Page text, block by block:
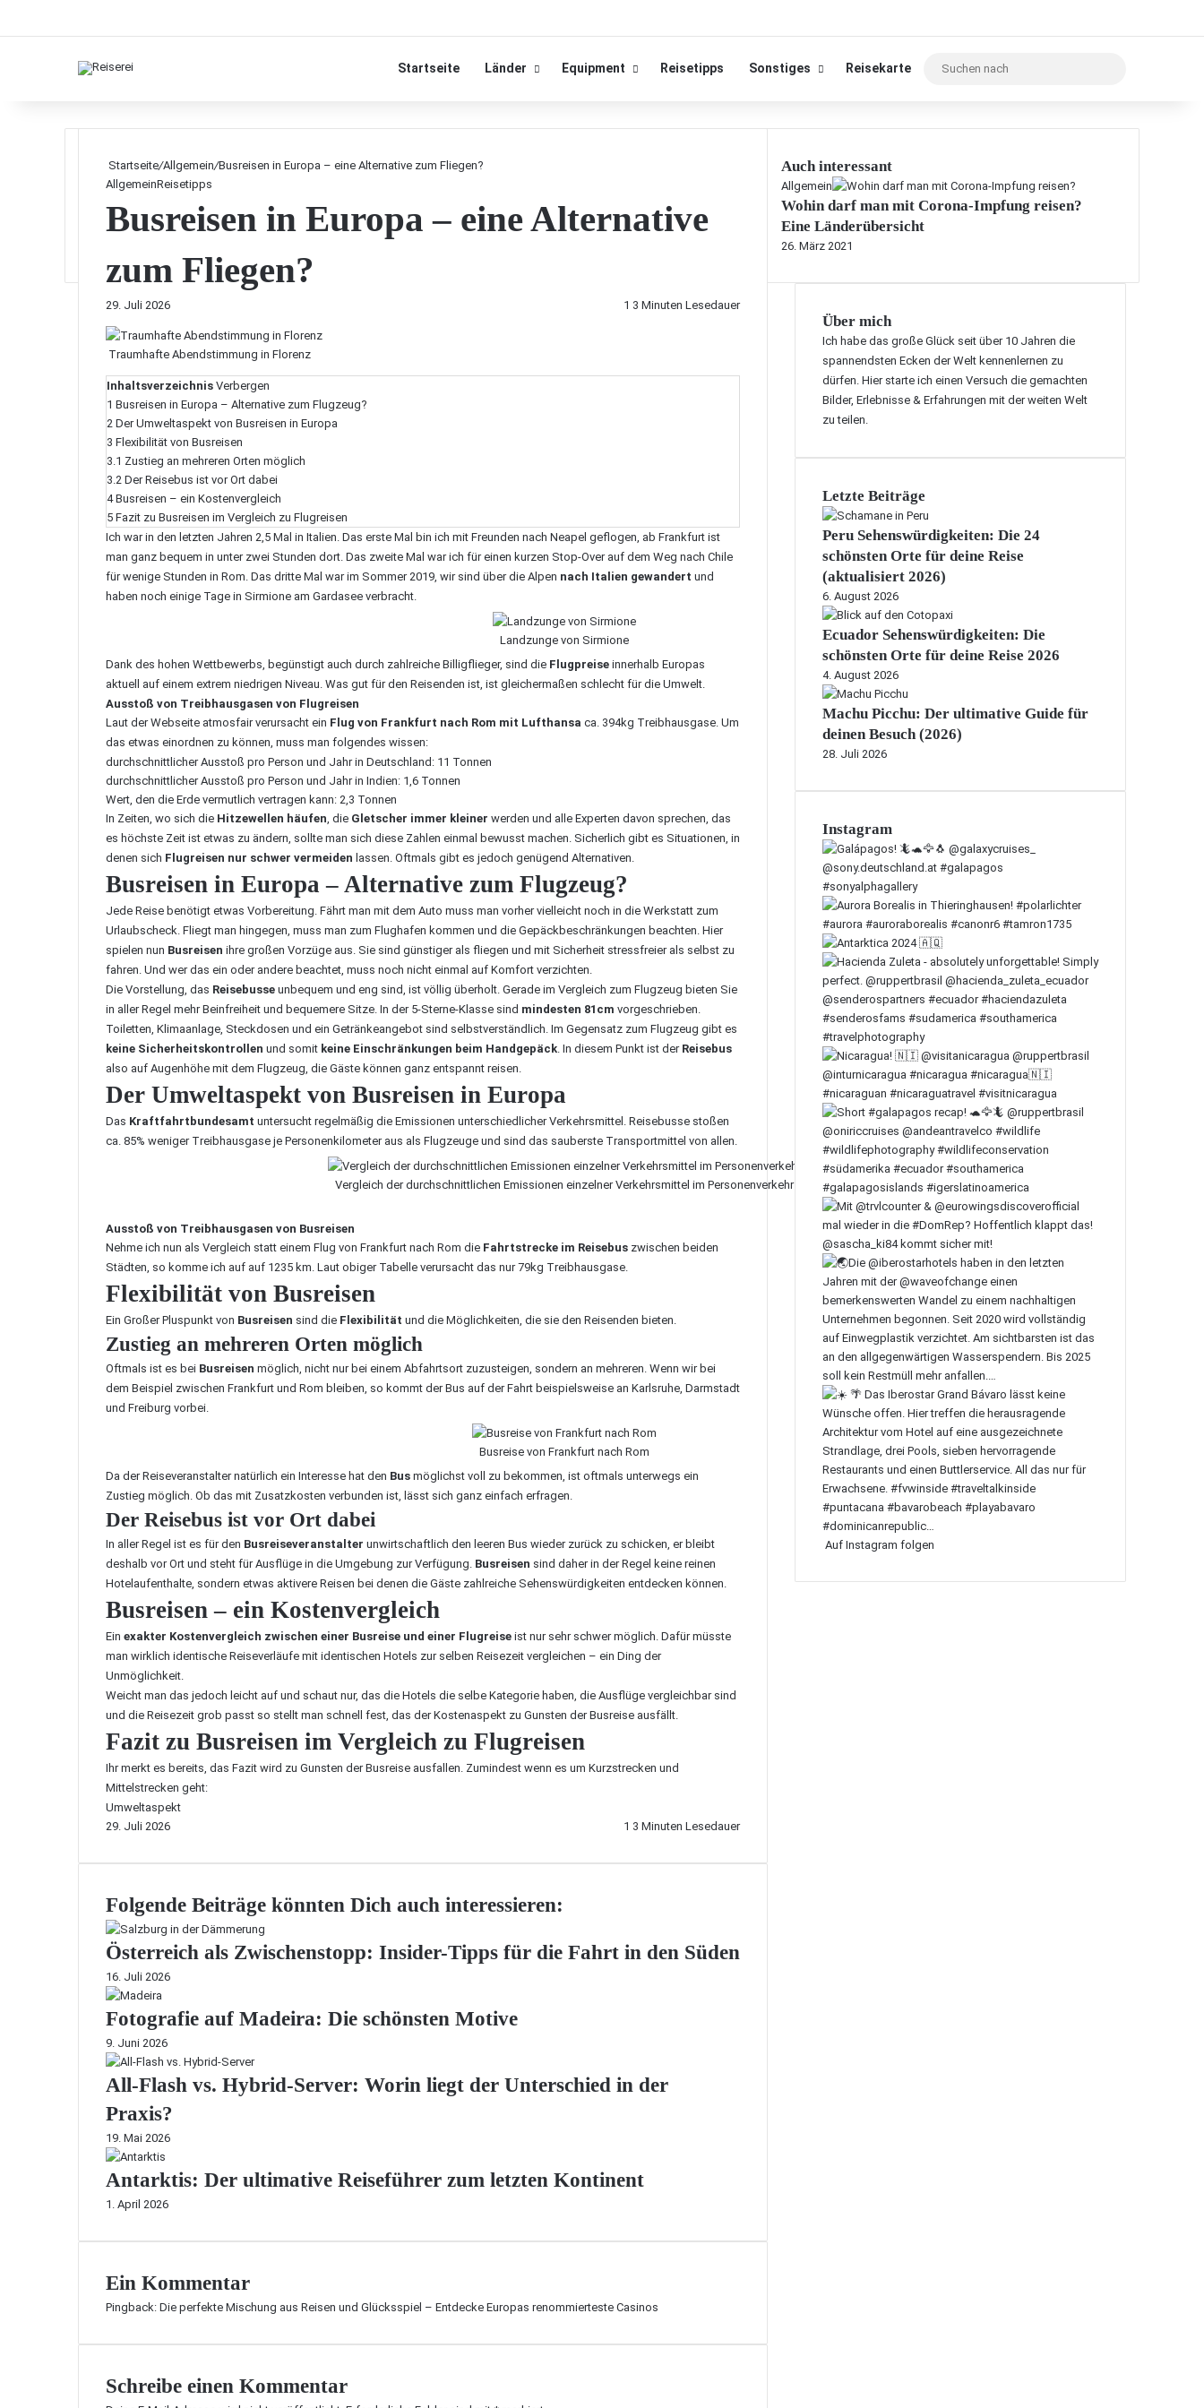
Startseite Länder Equipment Reisetipps Sonstiges Reisekarte
Startseite/Allgemein/Busreisen in Europa – eine Alternative zum Fliegen?
AllgemeinReisetipps
Busreisen in Europa – eine Alternative
zum Fliegen?
29. Juli 2026 1 3 Minuten Lesedauer
Traumhafte Abendstimmung in Florenz
Inhaltsverzeichnis Verbergen
1 Busreisen in Europa – Alternative zum Flugzeug?
2 Der Umweltaspekt von Busreisen in Europa
3 Flexibilität von Busreisen
3.1 Zustieg an mehreren Orten möglich
3.2 Der Reisebus ist vor Ort dabei
4 Busreisen – ein Kostenvergleich
5 Fazit zu Busreisen im Vergleich zu Flugreisen
Ich war in den letzten Jahren 2,5 Mal in Italien. Das erste Mal bin ich mit Freunden nach Neapel geflogen, ab Frankfurt ist
man ganz bequem in unter zwei Stunden dort. Das zweite Mal war ich für einen kurzen Stop-Over auf dem Weg nach Chile
für wenige Stunden in Rom. Das dritte Mal war im Sommer 2019, wir sind über die Alpen nach Italien gewandert und
haben noch einige Tage in Sirmione am Gardasee verbracht.
Landzunge von Sirmione
Dank des hohen Wettbewerbs, begünstigt auch durch zahlreiche Billigflieger, sind die Flugpreise innerhalb Europas
aktuell auf einem extrem niedrigen Niveau. Was gut für den Reisenden ist, ist gleichermaßen schlecht für die Umwelt.
Ausstoß von Treibhausgasen von Flugreisen
Laut der Webseite atmosfair verursacht ein Flug von Frankfurt nach Rom mit Lufthansa ca. 394kg Treibhausgase. Um
das etwas einordnen zu können, muss man folgendes wissen:
durchschnittlicher Ausstoß pro Person und Jahr in Deutschland: 11 Tonnen
durchschnittlicher Ausstoß pro Person und Jahr in Indien: 1,6 Tonnen
Wert, den die Erde vermutlich vertragen kann: 2,3 Tonnen
In Zeiten, wo sich die Hitzewellen häufen, die Gletscher immer kleiner werden und alle Experten davon sprechen, das
es höchste Zeit ist etwas zu ändern, sollte man sich diese Zahlen einmal bewusst machen. Sicherlich gibt es Situationen, in
denen sich Flugreisen nur schwer vermeiden lassen. Oftmals gibt es jedoch genügend Alternativen.
Busreisen in Europa – Alternative zum Flugzeug?
Jede Reise benötigt etwas Vorbereitung. Fährt man mit dem Auto muss man vorher vielleicht noch in die Werkstatt zum
Urlaubscheck. Fliegt man hingegen, muss man zum Flughafen kommen und die Gepäckbeschränkungen beachten. Hier
spielen nun Busreisen ihre großen Vorzüge aus. Sie sind günstiger als fliegen und mit Sicherheit stressfreier als selbst zu
fahren. Und wer das ein oder andere beachtet, muss noch nicht einmal auf Komfort verzichten.
Die Vorstellung, das Reisebusse unbequem und eng sind, ist völlig überholt. Gerade im Vergleich zum Flugzeug bieten Sie
in aller Regel mehr Beinfreiheit und bequemere Sitze. In der 5-Sterne-Klasse sind mindesten 81cm vorgeschrieben.
Toiletten, Klimaanlage, Steckdosen und ein Getränkeangebot sind selbstverständlich. Im Gegensatz zum Flugzeug gibt es
keine Sicherheitskontrollen und somit keine Einschränkungen beim Handgepäck. In diesem Punkt ist der Reisebus
also auf Augenhöhe mit dem Flugzeug, die Gäste können ganz entspannt reisen.
Der Umweltaspekt von Busreisen in Europa
Das Kraftfahrtbundesamt untersucht regelmäßig die Emissionen unterschiedlicher Verkehrsmittel. Reisebusse stoßen
ca. 85% weniger Treibhausgase je Personenkilometer aus als Flugzeuge und sind das sauberste Transportmittel von allen.
Vergleich der durchschnittlichen Emissionen einzelner Verkehrsmittel im Personenverkehr
Ausstoß von Treibhausgasen von Busreisen
Nehme ich nun als Vergleich statt einem Flug von Frankfurt nach Rom die Fahrtstrecke im Reisebus zwischen beiden
Städten, so komme ich auf auf 1235 km. Laut obiger Tabelle verursacht das nur 79kg Treibhausgase.
Flexibilität von Busreisen
Ein Großer Pluspunkt von Busreisen sind die Flexibilität und die Möglichkeiten, die sie den Reisenden bieten.
Zustieg an mehreren Orten möglich
Oftmals ist es bei Busreisen möglich, nicht nur bei einem Abfahrtsort zuzusteigen, sondern an mehreren. Wenn wir bei
dem Beispiel zwischen Frankfurt und Rom bleiben, so kommt der Bus auf der Fahrt beispielsweise an Karlsruhe, Darmstadt
und Freiburg vorbei.
Busreise von Frankfurt nach Rom
Da der Reiseveranstalter natürlich ein Interesse hat den Bus möglichst voll zu bekommen, ist oftmals unterwegs ein
Zustieg möglich. Ob das mit Zusatzkosten verbunden ist, lässt sich ganz einfach erfragen.
Der Reisebus ist vor Ort dabei
In aller Regel ist es für den Busreiseveranstalter unwirtschaftlich den leeren Bus wieder zurück zu schicken, er bleibt
deshalb vor Ort und steht für Ausflüge in die Umgebung zur Verfügung. Busreisen sind daher in der Regel keine reinen
Hotelaufenthalte, sondern etwas aktivere Reisen bei denen die Gäste zahlreiche Sehenswürdigkeiten entdecken können.
Busreisen – ein Kostenvergleich
Ein exakter Kostenvergleich zwischen einer Busreise und einer Flugreise ist nur sehr schwer möglich. Dafür müsste
man wirklich identische Reiseverläufe mit identischen Hotels zur selben Reisezeit vergleichen – ein Ding der
Unmöglichkeit.
Weicht man das jedoch leicht auf und schaut nur, das die Hotels die selbe Kategorie haben, die Ausflüge vergleichbar sind
und die Reisezeit grob passt so stellt man schnell fest, das der Kostenaspekt zu Gunsten der Busreise ausfällt.
Fazit zu Busreisen im Vergleich zu Flugreisen
Ihr merkt es bereits, das Fazit wird zu Gunsten der Busreise ausfallen. Zumindest wenn es um Kurzstrecken und
Mittelstrecken geht:
Umweltaspekt
29. Juli 2026
1 3 Minuten Lesedauer
Folgende Beiträge könnten Dich auch interessieren:
Österreich als Zwischenstopp: Insider-Tipps für die Fahrt in den Süden
16. Juli 2026
Fotografie auf Madeira: Die schönsten Motive
9. Juni 2026
All-Flash vs. Hybrid-Server: Worin liegt der Unterschied in der
Praxis?
19. Mai 2026
Antarktis: Der ultimative Reiseführer zum letzten Kontinent
1. April 2026
Ein Kommentar
Pingback: Die perfekte Mischung aus Reisen und Glücksspiel – Entdecke Europas renommierteste Casinos
Schreibe einen Kommentar
Auch interessant
S
c
h
l
e
Allgemein
Wohin darf man mit Corona-Impfung reisen?
Eine Länderübersicht
26. März 2021
Über mich
Ich habe das große Glück seit über 10 Jahren die
spannendsten Ecken der Welt kennenlernen zu
dürfen. Hier starte ich einen Versuch die gemachten
Bilder, Erlebnisse & Erfahrungen mit der weiten Welt
zu teilen.
Letzte Beiträge
Peru Sehenswürdigkeiten: Die 24
schönsten Orte für deine Reise
(aktualisiert 2026)
6. August 2026
Ecuador Sehenswürdigkeiten: Die
schönsten Orte für deine Reise 2026
4. August 2026
Machu Picchu: Der ultimative Guide für
deinen Besuch (2026)
28. Juli 2026
Instagram
Auf Instagram folgen